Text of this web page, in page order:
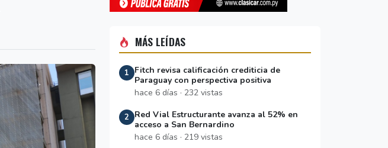
MÁS LEÍDAS
1
Fitch revisa calificación crediticia de
Paraguay con perspectiva positiva
hace 6 días · 232 vistas
2
Red Vial Estructurante avanza al 52% en
acceso a San Bernardino
hace 6 días · 219 vistas